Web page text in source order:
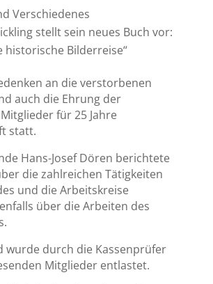
Verschiedenes
stellt sein neues Buch vor:
historische Bilderreise“
an die verstorbenen
auch die Ehrung der
für 25 Jahre
statt.
Hans-Josef Dören berichtete
die zahlreichen Tätigkeiten
und die Arbeitskreise
über die Arbeiten des
wurde durch die Kassenprüfer
Mitglieder entlastet.